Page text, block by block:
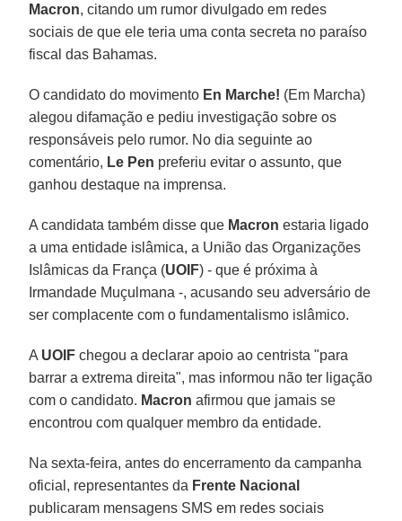
Macron, citando um rumor divulgado em redes
sociais de que ele teria uma conta secreta no paraíso
fiscal das Bahamas.
O candidato do movimento En Marche! (Em Marcha)
alegou difamação e pediu investigação sobre os
responsáveis pelo rumor. No dia seguinte ao
comentário, Le Pen preferiu evitar o assunto, que
ganhou destaque na imprensa.
A candidata também disse que Macron estaria ligado
a uma entidade islâmica, a União das Organizações
Islâmicas da França (UOIF) - que é próxima à
Irmandade Muçulmana -, acusando seu adversário de
ser complacente com o fundamentalismo islâmico.
A UOIF chegou a declarar apoio ao centrista "para
barrar a extrema direita", mas informou não ter ligação
com o candidato. Macron afirmou que jamais se
encontrou com qualquer membro da entidade.
Na sexta-feira, antes do encerramento da campanha
oficial, representantes da Frente Nacional
publicaram mensagens SMS em redes sociais